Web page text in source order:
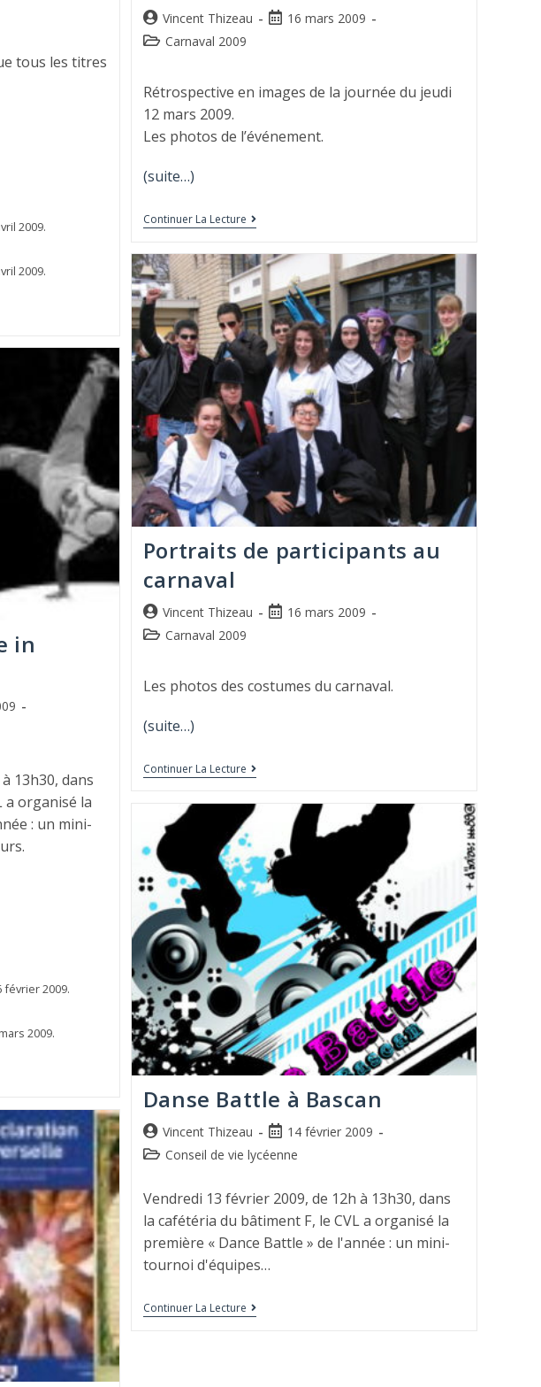
tous les titres
2009.
2009.
Vincent Thizeau
16 mars 2009
Carnaval 2009
Rétrospective en images de la journée du jeudi
12 mars 2009.
Les photos de l’événement.
(suite…)
Continuer La Lecture
Portraits de participants au
carnaval
Vincent Thizeau
16 mars 2009
Carnaval 2009
Les photos des costumes du carnaval.
(suite…)
Continuer La Lecture
in
13h30, dans
a organisé la
: un mini-
février 2009.
2009.
Danse Battle à Bascan
Vincent Thizeau
14 février 2009
Conseil de vie lycéenne
Vendredi 13 février 2009, de 12h à 13h30, dans
la cafétéria du bâtiment F, le CVL a organisé la
première « Dance Battle » de l'année : un mini-
tournoi d'équipes…
Continuer La Lecture